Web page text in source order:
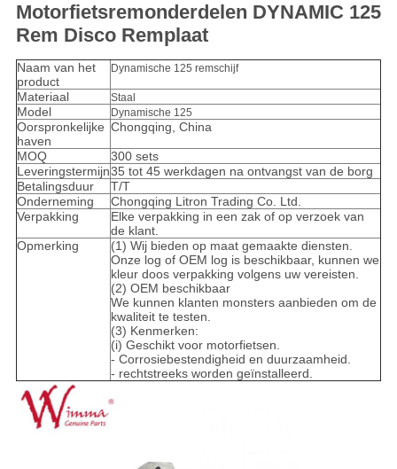
Motorfietsremonderdelen DYNAMIC 125
Rem Disco Remplaat
Naam van het
product
Dynamische 125 remschijf
Materiaal Staal
Model Dynamische 125
Oorspronkelijke
haven
Chongqing, China
MOQ
300 sets
Leveringstermijn35 tot 45 werkdagen na ontvangst van de borg
Betalingsduur
T/T
Onderneming
Chongqing Litron Trading Co. Ltd.
Verpakking
Elke verpakking in een zak of op verzoek van
de klant.
Opmerking
(1) Wij bieden op maat gemaakte diensten.
Onze log of OEM log is beschikbaar, kunnen we
kleur doos verpakking volgens uw vereisten.
(2) OEM beschikbaar
We kunnen klanten monsters aanbieden om de
kwaliteit te testen.
(3) Kenmerken:
(i) Geschikt voor motorfietsen.
- Corrosiebestendigheid en duurzaamheid.
- rechtstreeks worden geïnstalleerd.